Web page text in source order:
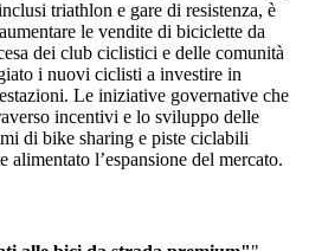
triathlon e gare di resistenza, è
le vendite di biciclette da
dei club ciclistici e delle comunità
i nuovi ciclisti a investire in
Le iniziative governative che
incentivi e lo sviluppo delle
di bike sharing e piste ciclabili
alimentato l’espansione del mercato.